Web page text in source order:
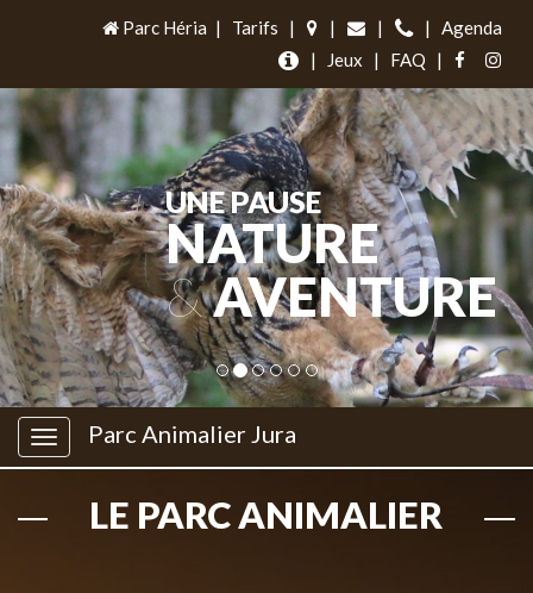
Parc Héria | Tarifs | | | |
Agenda
|
Jeux | FAQ |
UNE PAUSE
NATURE
&AVENTURE
Parc Animalier Jura
LE PARC ANIMALIER